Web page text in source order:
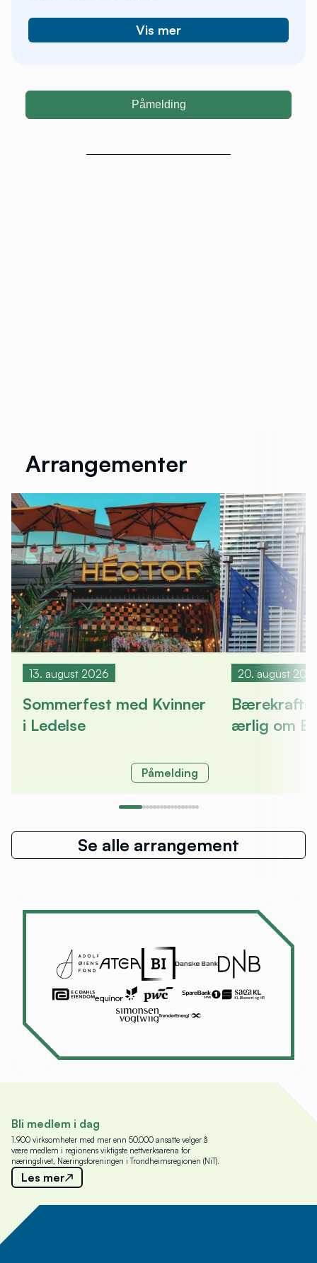
14:00 - 14:30 Company presentations
14:30 - 15:15 Candidate pitches
As there are very many interested in this event,
signup through the form is mandatory for
Vis mer
Påmelding
Arrangementer
13. august 2026
Sommerfest med Kvinner
i Ledelse
Påmelding
20. august
ærlig om
Se alle arrangement
Bli medlem i dag
1.900 virksomheter med mer enn 50.000 ansatte velger å
være medlem i regionens viktigste nettverksarena for
næringslivet, Næringsforeningen i Trondheimsregionen (NiT).
Les mer